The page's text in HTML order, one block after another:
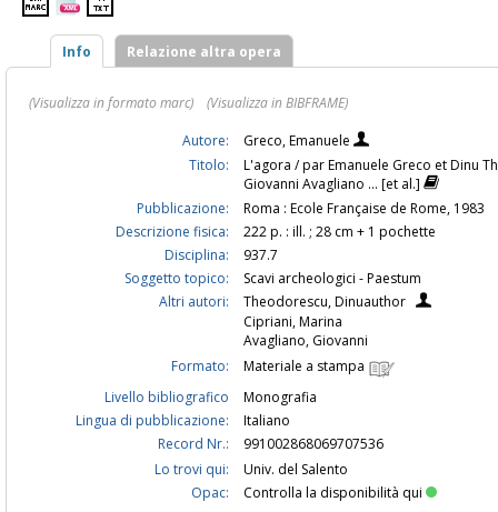
Info Relazione altra opera
(Visualizza in formato marc)
(Visualizza in BIBFRAME)
Autore:
Greco, Emanuele
Titolo:
L'agora / par Emanuele Greco et Dinu
Giovanni Avagliano ... [et al.]
Pubblicazione:
Roma : Ecole Française de Rome, 1983
Descrizione fisica:
222 p. : ill. ; 28 cm + 1 pochette
Disciplina:
937.7
Soggetto topico:
Scavi archeologici - Paestum
Altri autori:
Theodorescu, Dinuauthor
Cipriani, Marina
Avagliano, Giovanni
Formato:
Materiale a stampa
Livello bibliografico
Monografia
Lingua di pubblicazione:
Italiano
Record Nr.:
991002868069707536
Lo trovi qui:
Univ. del Salento
Opac:
Controlla la disponibilità qui